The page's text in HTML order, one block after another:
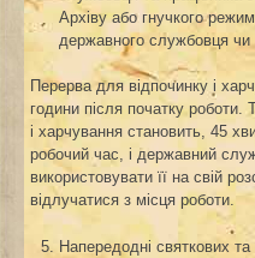
Архіву або гнучкого
державного службовця чи
Перерва для відпочинку і
години після початку роботи.
і харчування становить, 45
робочий час, і державний
використовувати її на свій
відлучатися з місця роботи.
Напередодні святкових